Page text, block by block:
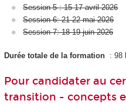
Session 5 : 15-17 avril 2026
Session 6: 21-22 mai 2026
Session 7: 18-19 juin 2026
Durée totale de la formation: 98
Pour candidater au
transition - concepts